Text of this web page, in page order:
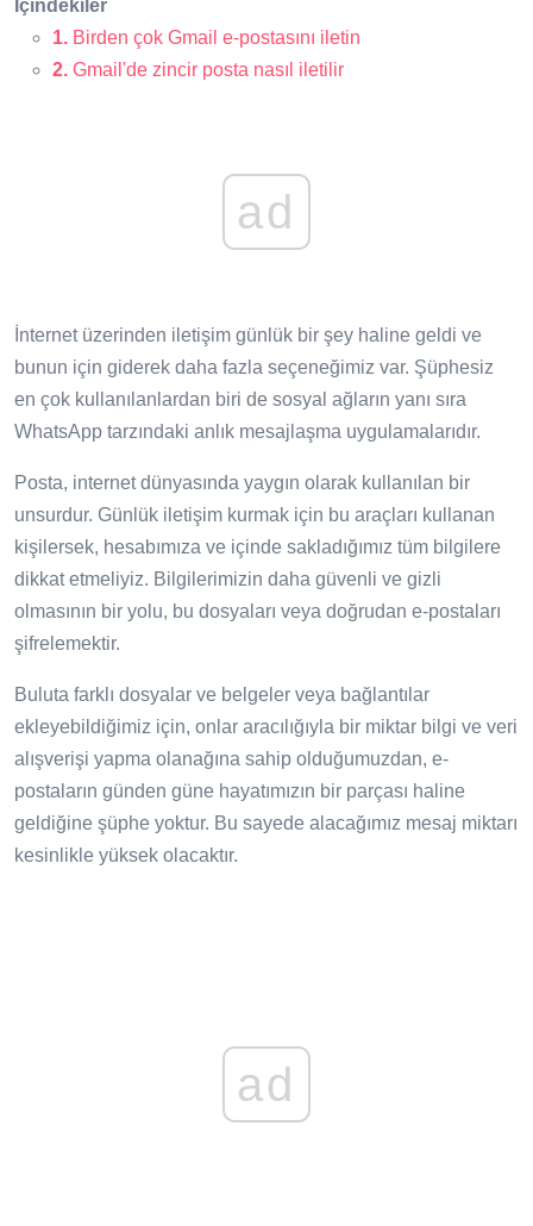
İçindekiler
1. Birden çok Gmail e-postasını iletin
2. Gmail'de zincir posta nasıl iletilir
ad
İnternet üzerinden iletişim günlük bir şey haline geldi ve
bunun için giderek daha fazla seçeneğimiz var. Şüphesiz
en çok kullanılanlardan biri de sosyal ağların yanı sıra
WhatsApp tarzındaki anlık mesajlaşma uygulamalarıdır.
Posta, internet dünyasında yaygın olarak kullanılan bir
unsurdur. Günlük iletişim kurmak için bu araçları kullanan
kişilersek, hesabımıza ve içinde sakladığımız tüm bilgilere
dikkat etmeliyiz. Bilgilerimizin daha güvenli ve gizli
olmasının bir yolu, bu dosyaları veya doğrudan e-postaları
şifrelemektir.
Buluta farklı dosyalar ve belgeler veya bağlantılar
ekleyebildiğimiz için, onlar aracılığıyla bir miktar bilgi ve veri
alışverişi yapma olanağına sahip olduğumuzdan, e-
postaların günden güne hayatımızın bir parçası haline
geldiğine şüphe yoktur. Bu sayede alacağımız mesaj miktarı
kesinlikle yüksek olacaktır.
ad